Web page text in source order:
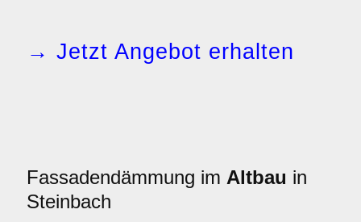
→ Jetzt Angebot erhalten
Fassadendämmung im Altbau in
Steinbach